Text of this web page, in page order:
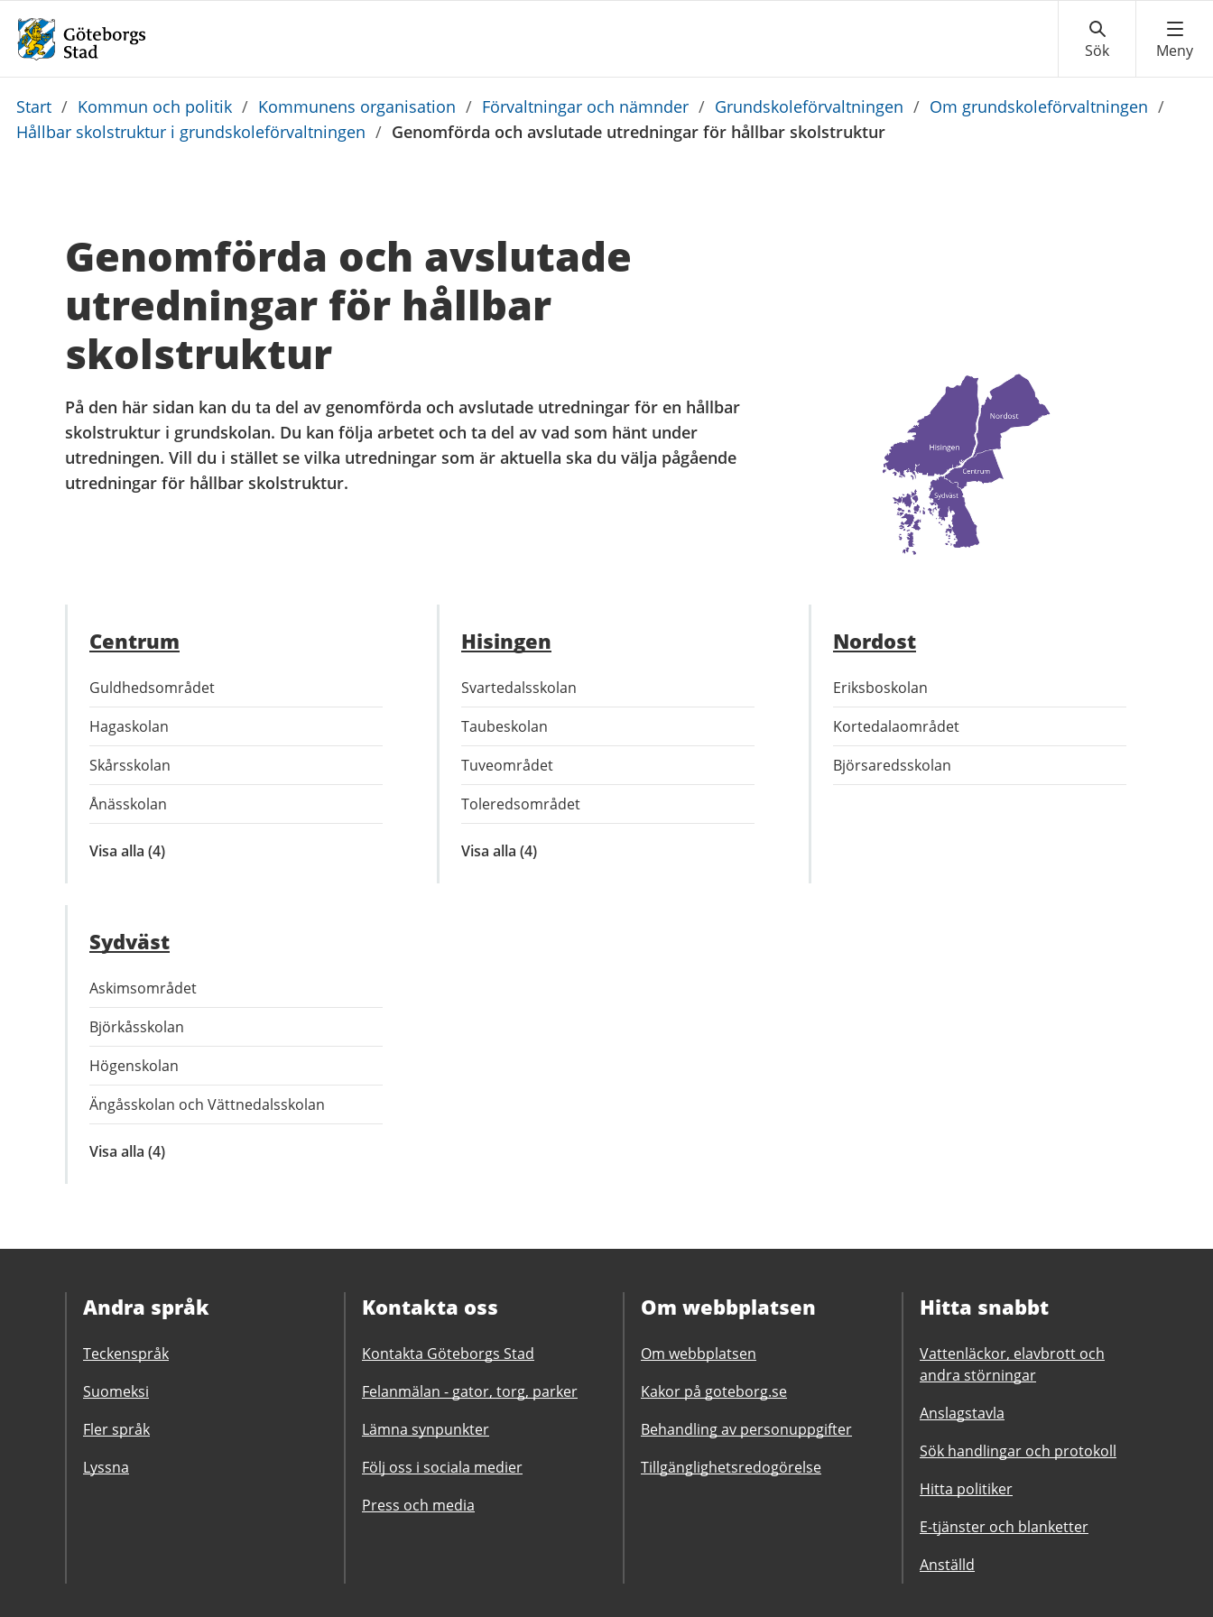
Du
är
Start / Kommun och politik / Kommunens organisation / Förvaltningar och nämnder / Grundskoleförvaltningen / Om grundskoleförvaltningen /
Hållbar skolstruktur i grundskoleförvaltningen / Genomförda och avslutade utredningar för hållbar skolstruktur
Genomförda och avslutade
utredningar för hållbar
skolstruktur
På den här sidan kan du ta del av genomförda och avslutade utredningar för en hållbar
skolstruktur i grundskolan. Du kan följa arbetet och ta del av vad som hänt under
utredningen. Vill du i stället se vilka utredningar som är aktuella ska du välja pågående
utredningar för hållbar skolstruktur.
Centrum
Guldhedsområdet
Hagaskolan
Skårsskolan
Ånässkolan
Visa alla inom
(4)
Hisingen
Svartedalsskolan
Taubeskolan
Tuveområdet
Toleredsområdet
Visa alla inom
(4)
Nordost
Eriksboskolan
Kortedalaområdet
Björsaredsskolan
Sydväst
Askimsområdet
Björkåsskolan
Högenskolan
Ängåsskolan och Vättnedalsskolan
Visa alla inom
(4)
Andra språk
Teckenspråk
Suomeksi
Fler språk
Lyssna
Kontakta oss
Kontakta Göteborgs Stad
Felanmälan - gator, torg, parker
Lämna synpunkter
Följ oss i sociala medier
Press och media
Om webbplatsen
Om webbplatsen
Kakor på goteborg.se
Behandling av personuppgifter
Tillgänglighetsredogörelse
Hitta snabbt
Vattenläckor, elavbrott och
andra störningar
Anslagstavla
Sök handlingar och protokoll
Hitta politiker
E-tjänster och blanketter
Anställd